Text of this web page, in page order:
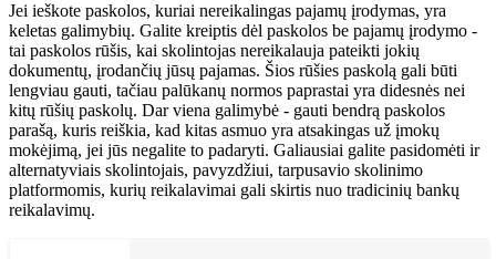
Jei ieškote paskolos, kuriai nereikalingas pajamų įrodymas, yra
keletas galimybių. Galite kreiptis dėl paskolos be pajamų įrodymo -
tai paskolos rūšis, kai skolintojas nereikalauja pateikti jokių
dokumentų, įrodančių jūsų pajamas. Šios rūšies paskolą gali būti
lengviau gauti, tačiau palūkanų normos paprastai yra didesnės nei
kitų rūšių paskolų. Dar viena galimybė - gauti bendrą paskolos
parašą, kuris reiškia, kad kitas asmuo yra atsakingas už įmokų
mokėjimą, jei jūs negalite to padaryti. Galiausiai galite pasidomėti ir
alternatyviais skolintojais, pavyzdžiui, tarpusavio skolinimo
platformomis, kurių reikalavimai gali skirtis nuo tradicinių bankų
reikalavimų.